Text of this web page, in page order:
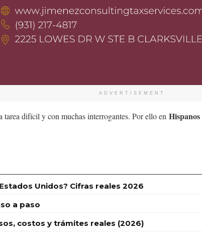
ADVERTISEMENT
tarea difícil y con muchas interrogantes. Por ello en
Unidos? Cifras reales 2026
a paso
costos y trámites reales (2026)